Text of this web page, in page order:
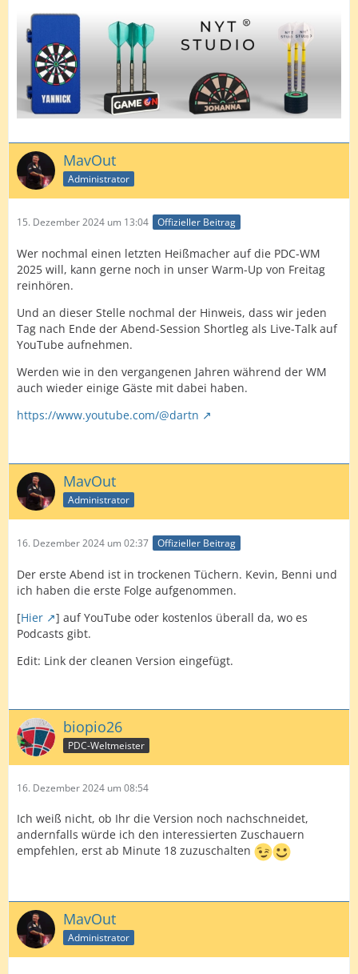
MavOut
Administrator
15. Dezember 2024 um 13:04 Offizieller Beitrag
Wer nochmal einen letzten Heißmacher auf die PDC-WM
2025 will, kann gerne noch in unser Warm-Up von Freitag
reinhören.
Und an dieser Stelle nochmal der Hinweis, dass wir jeden
Tag nach Ende der Abend-Session Shortleg als Live-Talk auf
YouTube aufnehmen.
Werden wie in den vergangenen Jahren während der WM
auch wieder einige Gäste mit dabei haben.
https://www.youtube.com/@dartn
MavOut
Administrator
16. Dezember 2024 um 02:37 Offizieller Beitrag
Der erste Abend ist in trockenen Tüchern. Kevin, Benni und
ich haben die erste Folge aufgenommen.
[Hier
] auf YouTube oder kostenlos überall da, wo es
Podcasts gibt.
Edit: Link der cleanen Version eingefügt.
biopio26
PDC-Weltmeister
16. Dezember 2024 um 08:54
Ich weiß nicht, ob Ihr die Version noch nachschneidet,
andernfalls würde ich den interessierten Zuschauern
empfehlen, erst ab Minute 18 zuzuschalten
MavOut
Administrator